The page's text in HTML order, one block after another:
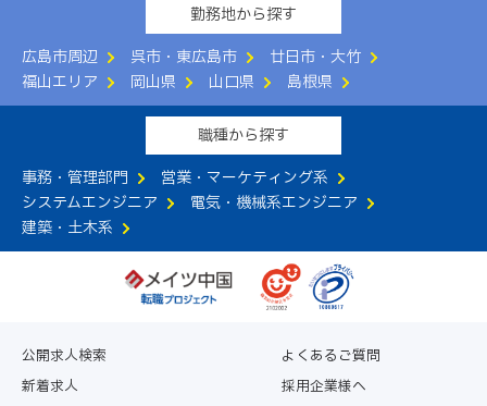
勤務地から探す
広島市周辺
呉市・東広島市
廿日市・大竹
福山エリア
岡山県 山口県 島根県
職種から探す
事務・管理部門
営業・マーケティング系
システムエンジニア
電気・機械系エンジニア
建築・土木系
公開求人検索
新着求人
よくあるご質問
採用企業様へ